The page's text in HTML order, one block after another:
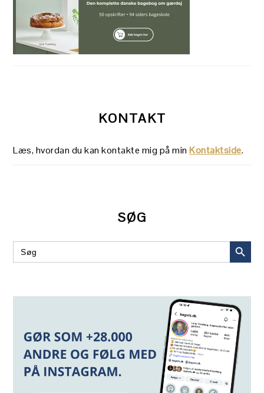
KONTAKT
Læs, hvordan du kan kontakte mig på minKontaktside.
SØG
Search
for:
SEARCH